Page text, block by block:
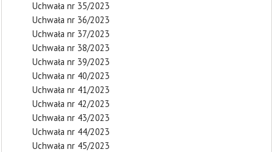
Uchwała nr 35/2023
Uchwała nr 36/2023
Uchwała nr 37/2023
Uchwała nr 38/2023
Uchwała nr 39/2023
Uchwała nr 40/2023
Uchwała nr 41/2023
Uchwała nr 42/2023
Uchwała nr 43/2023
Uchwała nr 44/2023
Uchwała nr 45/2023